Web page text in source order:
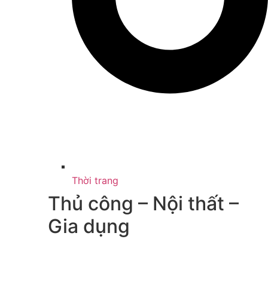
Thời trang
Thủ công – Nội thất –
Gia dụng